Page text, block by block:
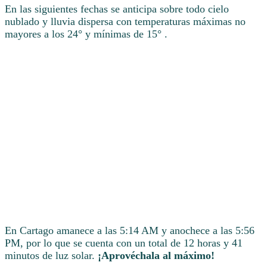
En las siguientes fechas se anticipa sobre todo cielo
nublado y lluvia dispersa con temperaturas máximas no
mayores a los 24° y mínimas de 15° .
En Cartago amanece a las 5:14 AM y anochece a las 5:56
PM, por lo que se cuenta con un total de 12 horas y 41
minutos de luz solar. ¡Aprovéchala al máximo!